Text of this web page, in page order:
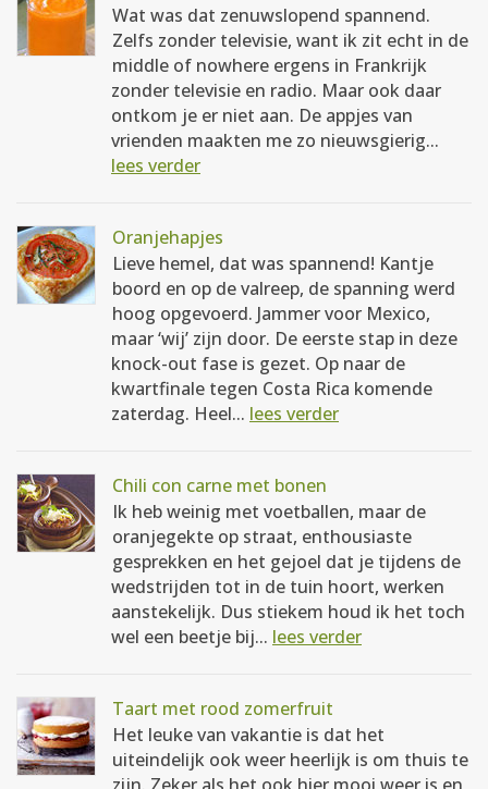
Wat was dat zenuwslopend spannend.
Zelfs zonder televisie, want ik zit echt in de
middle of nowhere ergens in Frankrijk
zonder televisie en radio. Maar ook daar
ontkom je er niet aan. De appjes van
vrienden maakten me zo nieuwsgierig...
lees verder
Oranjehapjes
Lieve hemel, dat was spannend! Kantje
boord en op de valreep, de spanning werd
hoog opgevoerd. Jammer voor Mexico,
maar ‘wij’ zijn door. De eerste stap in deze
knock-out fase is gezet. Op naar de
kwartfinale tegen Costa Rica komende
zaterdag. Heel... lees verder
Chili con carne met bonen
Ik heb weinig met voetballen, maar de
oranjegekte op straat, enthousiaste
gesprekken en het gejoel dat je tijdens de
wedstrijden tot in de tuin hoort, werken
aanstekelijk. Dus stiekem houd ik het toch
wel een beetje bij... lees verder
Taart met rood zomerfruit
Het leuke van vakantie is dat het
uiteindelijk ook weer heerlijk is om thuis te